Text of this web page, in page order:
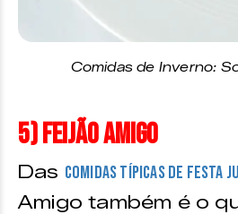
Comidas de Inverno:
5) Feijão Amigo
Das comidas típicas de festa
Amigo também é o